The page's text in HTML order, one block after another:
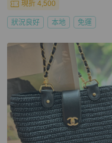
現折 4,500
狀況良好 本地 免運